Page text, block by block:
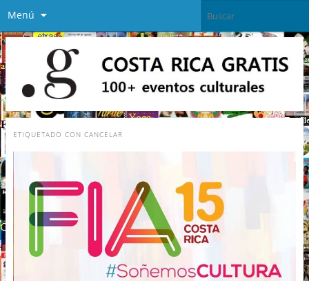
Menú
ETIQUETADO CON CANCELAR